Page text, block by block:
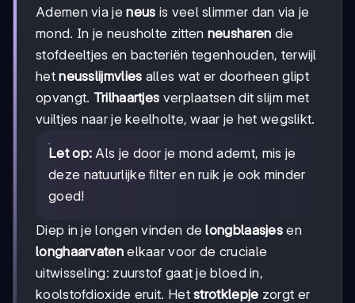
Ademen via jeneus is veel slimmer dan via je
mond. In je neusholte zitten neusharen die
stofdeeltjes en bacteriën tegenhouden, terwijl
hetneusslijmvlies alles wat er doorheen glipt
opvangt. Trilhaartjes verplaatsen dit slijm met
vuiltjes naar je keelholte, waar je het wegslikt.
Let op: Als je door je mond ademt, mis je
deze natuurlijke filter en ruik je ook minder
goed!
Diep in je longen vinden delongblaasjes en
longhaarvatenelkaar voor de cruciale
uitwisseling: zuurstof gaat je bloed in,
koolstofdioxide eruit. Hetstrotklepje zorgt er